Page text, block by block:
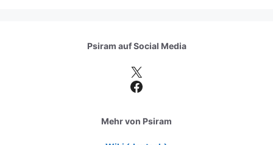
Psiram aufSocial Media
X
Facebook
Mehr von Psiram